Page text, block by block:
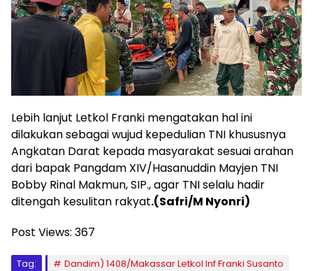
Lebih lanjut Letkol Franki mengatakan hal ini
dilakukan sebagai wujud kepedulian TNI khususnya
Angkatan Darat kepada masyarakat sesuai arahan
dari bapak Pangdam XIV/Hasanuddin Mayjen TNI
Bobby Rinal Makmun, SIP., agar TNI selalu hadir
ditengah kesulitan rakyat.(Safri/M Nyonri)
Post Views: 367
Tag:
Dandim) 1408/Makassar Letkol Inf Franki Susanto